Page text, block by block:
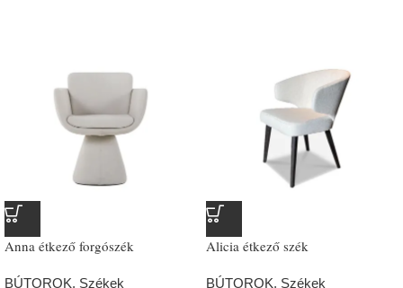
Anna étkező forgószék
BÚTOROK, Székek
Alicia étkező szék
BÚTOROK, Székek